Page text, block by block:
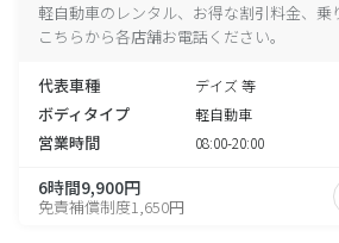
軽自動車のレンタル、お得な割引料金、乗
こちらから各店舗お電話ください。
代表車種 デイズ 等
ボディタイプ 軽自動車
営業時間 08:00-20:00
6時間9,900円
免責補償制度1,650円